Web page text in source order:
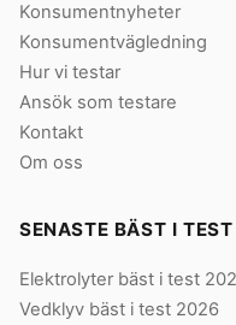
Konsumentnyheter
Konsumentvägledning
Hur vi testar
Ansök som testare
Kontakt
Om oss
SENASTE BÄST I TEST
Elektrolyter bäst i test
Vedklyv bäst i test 2026